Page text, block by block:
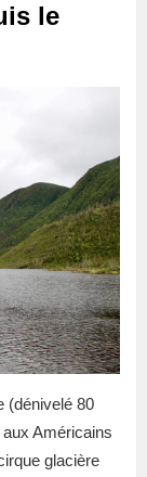
le
(dénivelé 80
Américains
glacière